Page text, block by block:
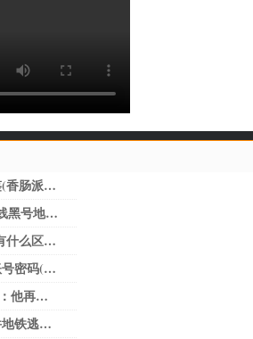
香肠派对特殊武器图鉴(香肠派对武器搭配一览表2022 强势上分)
神奇的工作室_穿越火线黑号地址(做淘宝必备工具)
方特辅助CF驱动和挂有什么区别迂回操控游戏_CF黑号网
全民枪战九游版本送账号密码(全民枪战2九游版 v3.21.0安卓版)
逍遥之梦境acnm(小说：他再一次置身之内，脸庞像上次一样，写满了茫然)
免费开挂神器下载软件地铁逃生(深圳又开挂！机荷高速将改上下双层8+8车道，全国首创)